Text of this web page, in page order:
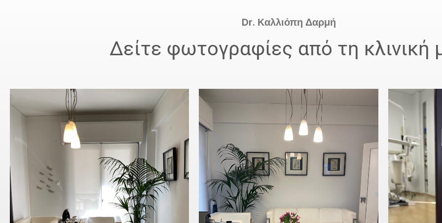
Dr. Καλλιόπη Δαρμή
Δείτε φωτογραφίες από τη κλινική